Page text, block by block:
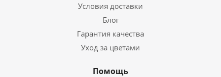
Условия доставки
Блог
Гарантия качества
Уход за цветами
Помощь